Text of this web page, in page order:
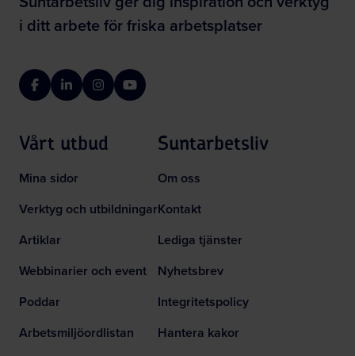
i ditt arbete för friska arbetsplatser
FacebookLinkedInInstagramYouTube
Vårt utbud
Mina sidor
Verktyg och utbildningar
Artiklar
Webbinarier och event
Poddar
Arbetsmiljöordlistan
Suntarbetsliv
Om oss
Kontakt
Lediga tjänster
Nyhetsbrev
Integritetspolicy
Hantera kakor